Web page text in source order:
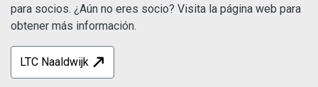
para socios. ¿Aún no eres socio? Visita la página web para
obtener más información.
LTC Naaldwijk